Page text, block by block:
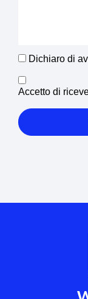
Dichiaro di
Accetto di